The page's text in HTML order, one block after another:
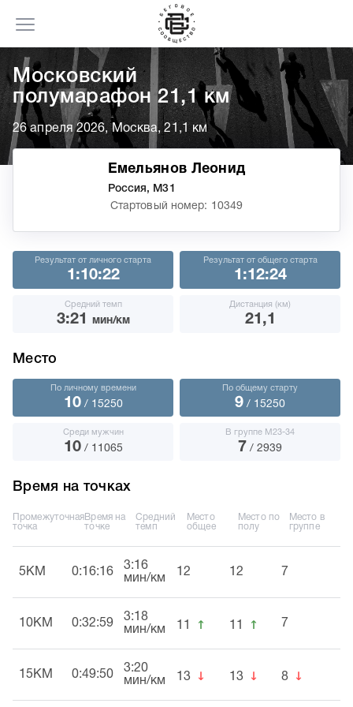
Московский
полумарафон 21,1 км
26 апреля 2026, Москва, 21,1 км
Емельянов Леонид
Россия, М31
Стартовый номер: 10349
Результат от личного старта
1:10:22
Результат от общего старта
1:12:24
Средний темп
3:21 мин/км
Дистанция (км)
21,1
Место
По личному времени
10/ 15250
По общему старту
9 / 15250
Среди мужчин
10/ 11065
В группе М23-34
7 / 2939
Время на точках
Промежуточная
точка
Время на
точке
Средний
темп
Место
общее
Место по
полу
Место в
группе
5KM 0:16:16
3:16
мин/км
12 12 7
10KM 0:32:59
3:18
мин/км
11 ↑ 11 ↑ 7
15KM 0:49:50
3:20
мин/км
13 ↓ 13 ↓ 8 ↓